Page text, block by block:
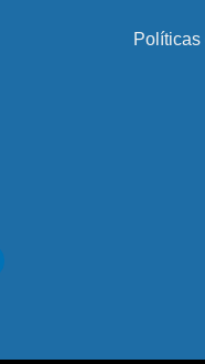
Políticas